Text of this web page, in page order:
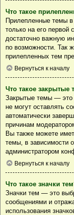
Что такое
Прилепленные темы
только на его первой
достаточно важную
по возможности. Так
прилепленных тем
Вернуться к началу
Что такое закрытые
Закрытые темы — это
не могут оставлять
автоматически
причинам
Вы также можете
темы, в зависимости
администратором
Вернуться к началу
Что такое значки
Значки тем — это
сообщениями и
использования